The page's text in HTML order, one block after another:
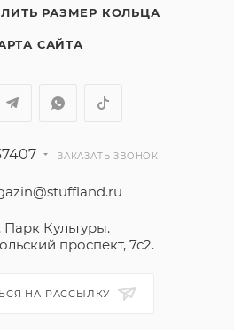
РАЗМЕР КОЛЬЦА
САЙТА
ЗАКАЗАТЬ ЗВОНОК
Парк Культуры.
проспект, 7с2.
НА РАССЫЛКУ